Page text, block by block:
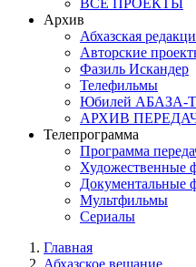
ВСЕ ПРОЕКТЫ
Архив
Абхазская
Авторские
Фазиль Искандер
Телефильмы
Юбилей АБАЗА-
АРХИВ
Телепрограмма
Программа
Художественные
Документальные
Мультфильмы
Сериалы
Главная
Абхазское вещание